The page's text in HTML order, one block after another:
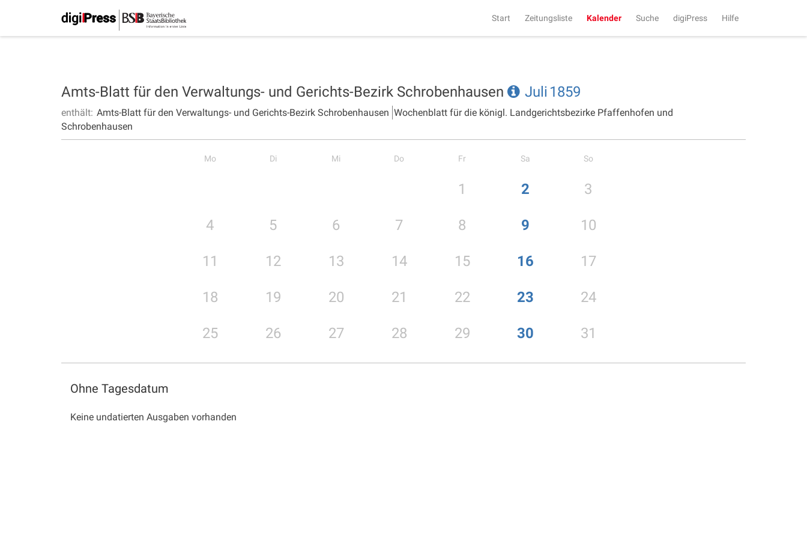
Start Zeitungsliste Kalender Suche digiPress Hilfe
Amts-Blatt für den Verwaltungs- und Gerichts-Bezirk Schrobenhausen Juli 1859
enthält: Amts-Blatt für den Verwaltungs- und Gerichts-Bezirk Schrobenhausen Wochenblatt für die königl. Landgerichtsbezirke Pfaffenhofen und
Schrobenhausen
Mo Di Mi Do Fr Sa So
1 2 3
4 5 6 7 8 9 10
11 12 13 14 15 16 17
18 19 20 21 22 23 24
25 26 27 28 29 30 31
Ohne Tagesdatum
Keine undatierten Ausgaben vorhanden